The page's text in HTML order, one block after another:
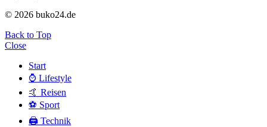
© 2026 buko24.de
Back to Top
Close
Start
⌚️ Lifestyle
🤙 Reisen
⚽️ Sport
🖨️ Technik